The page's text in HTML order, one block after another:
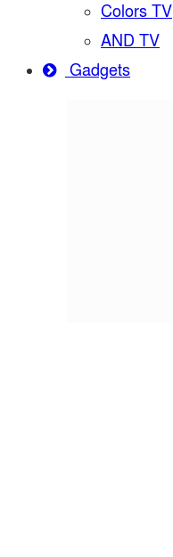
Colors TV
AND TV
Gadgets